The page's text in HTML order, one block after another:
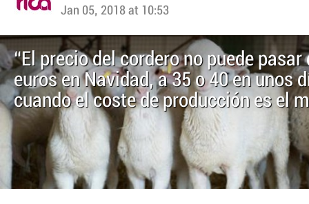
Jan 05, 2018 at 10:53
“El precio del cordero no puede pasar
euros en Navidad, a 35 o 40 en unos
cuando el coste de producción es el